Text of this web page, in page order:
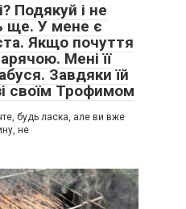
Подякуй і не
ще. У мене є
Якщо почуття
Мені її
Завдяки їй
своїм Трофимом
будь ласка, але ви вже
не